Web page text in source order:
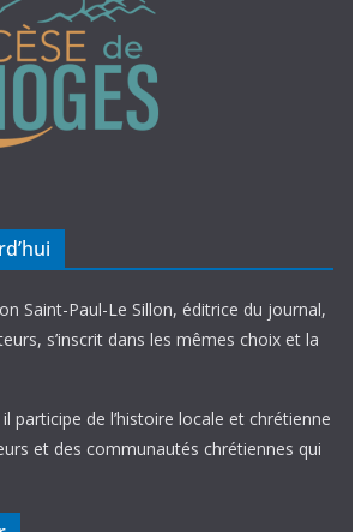
Saint-Paul-Le Sillon, éditrice du journal,
s’inscrit dans les mêmes choix et la
participe de l’histoire locale et chrétienne
et des communautés chrétiennes qui